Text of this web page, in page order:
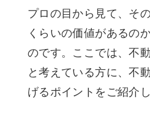
プロの目から見て、そ
くらいの価値があるの
のです。ここでは、不
と考えている方に、不
げるポイントをご紹介し